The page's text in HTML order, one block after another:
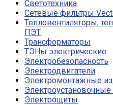
Светотехника
Сетевые фильтры
Тепловентиляторы,
ПЭТ
Трансформаторы
ТЭНы электрические
Электробезопасность
Электродвигатели
Электромонтажные
Электроустановочные
Электрощиты